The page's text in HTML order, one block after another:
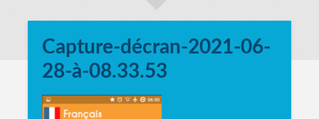
Capture-décran-2021-06-
28-à-08.33.53